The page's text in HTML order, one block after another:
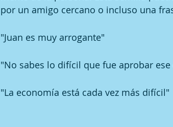
por un amigo cercano o incluso una
"Juan es muy arrogante"
"No sabes lo difícil que fue aprobar ese
"La economía está cada vez más difícil"